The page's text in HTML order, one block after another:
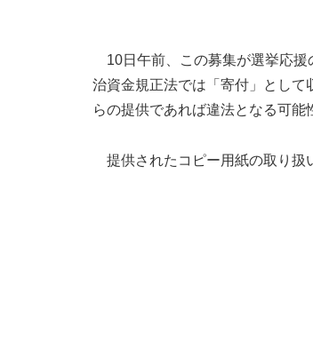
10日午前、この募集が選挙応援
治資金規正法では「寄付」とし
らの提供であれば違法となる可能
提供されたコピー用紙の取り扱